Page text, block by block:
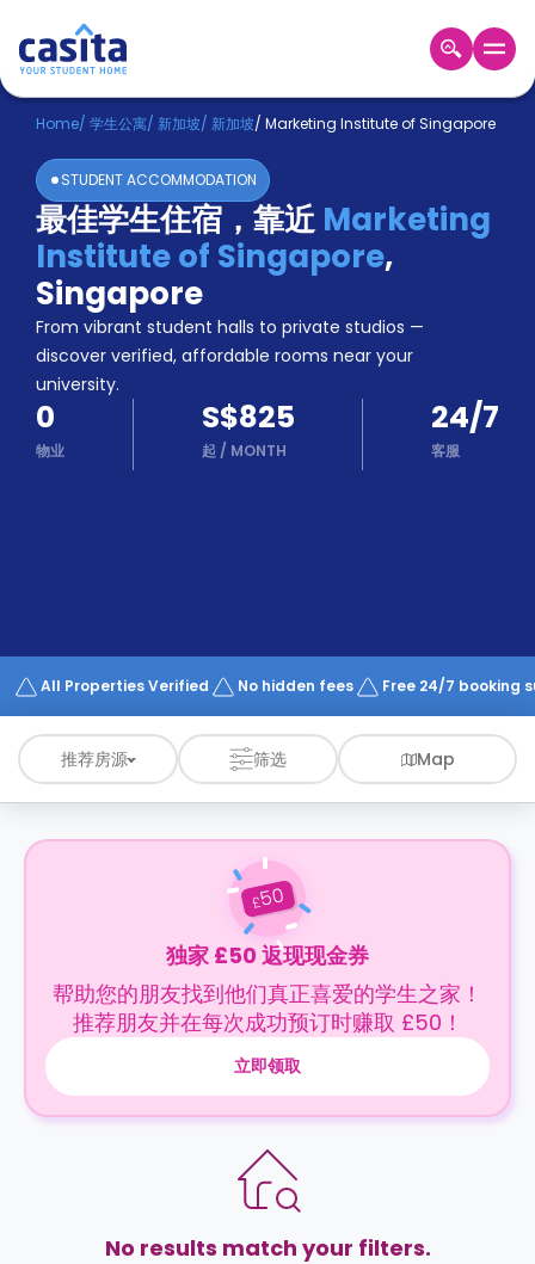
Home ZH SGD
登
入
Booking
Accommodation
About
us
Blog
Refer
And
Earn
Become
Partner
Works
Home/ 学生公寓/ 新加坡/ 新加坡/ Marketing Institute of Singapore
STUDENT ACCOMMODATION
最佳学生住宿，靠近Marketing
Institute of Singapore,
Singapore
From vibrant student halls to private studios —
discover verified, affordable rooms near your
university.
0
物业
S$825
起 / MONTH
24/7
客服
All Properties Verified No hidden fees Free 24/7 booking
推荐房源 筛选 Map
£50
独家 £50 返现现金券
帮助您的朋友找到他们真正喜爱的学生之家！
推荐朋友并在每次成功预订时赚取 £50！
立即领取
No results match your filters.